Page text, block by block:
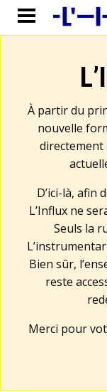
À partir du
nouvelle
directement
D’ici-là,
L’Influx ne
Seuls la
Bien sûr,
reste
Merci pour